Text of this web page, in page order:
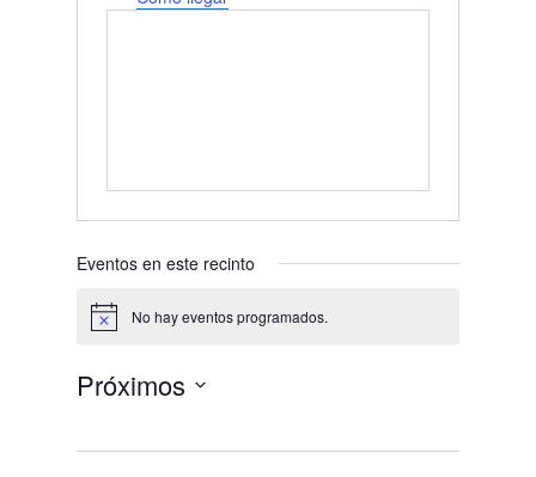
Eventos en este recinto
Aviso No hay eventos programados.
Próximos